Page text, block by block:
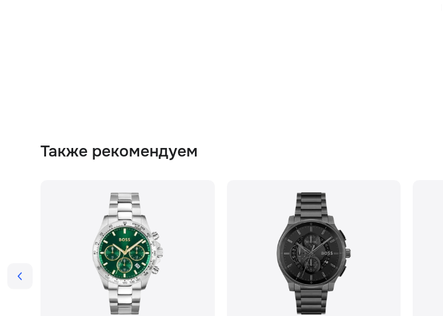
Также рекомендуем